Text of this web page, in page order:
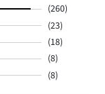
(260)
(23)
(18)
(8)
(8)